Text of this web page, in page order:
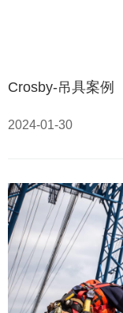
Crosby-吊具案例
2024-01-30